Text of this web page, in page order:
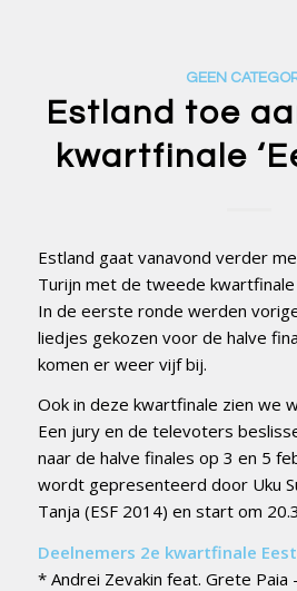
GEEN
Estland toe
kwartfinale
Estland gaat vanavond verder
Turijn met de tweede kwartfinale
In de eerste ronde werden
liedjes gekozen voor de halve
komen er weer vijf bij.
Ook in deze kwartfinale zien we
Een jury en de televoters
naar de halve finales op 3 en 5
wordt gepresenteerd door Uku
Tanja (ESF 2014) en start om
Deelnemers 2e kwartfinale
* Andrei Zevakin feat. Grete Paia